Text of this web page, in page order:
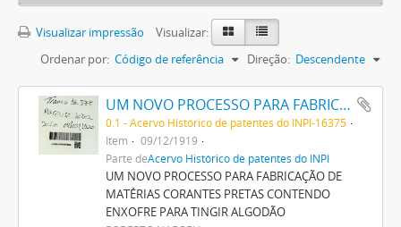
Visualizar impressão
Visualizar:
Ordenar por: Código de referência Direção: Descendente
UM NOVO PROCESSO PARA FABRICAÇÃO DE MATERIAS CORANTES PRETAS CONTENDO ENXOFRE PARA TINGIR ALGODÃO
0.1 - Acervo Histórico de patentes do INPI-16375
Item
09/12/1919
Parte deAcervo Histórico de patentes do INPI
UM NOVO PROCESSO PARA FABRICAÇÃO DE
MATÉRIAS CORANTES PRETAS CONTENDO
ENXOFRE PARA TINGIR ALGODÃO